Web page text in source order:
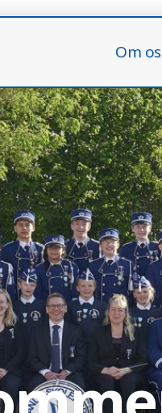
Om